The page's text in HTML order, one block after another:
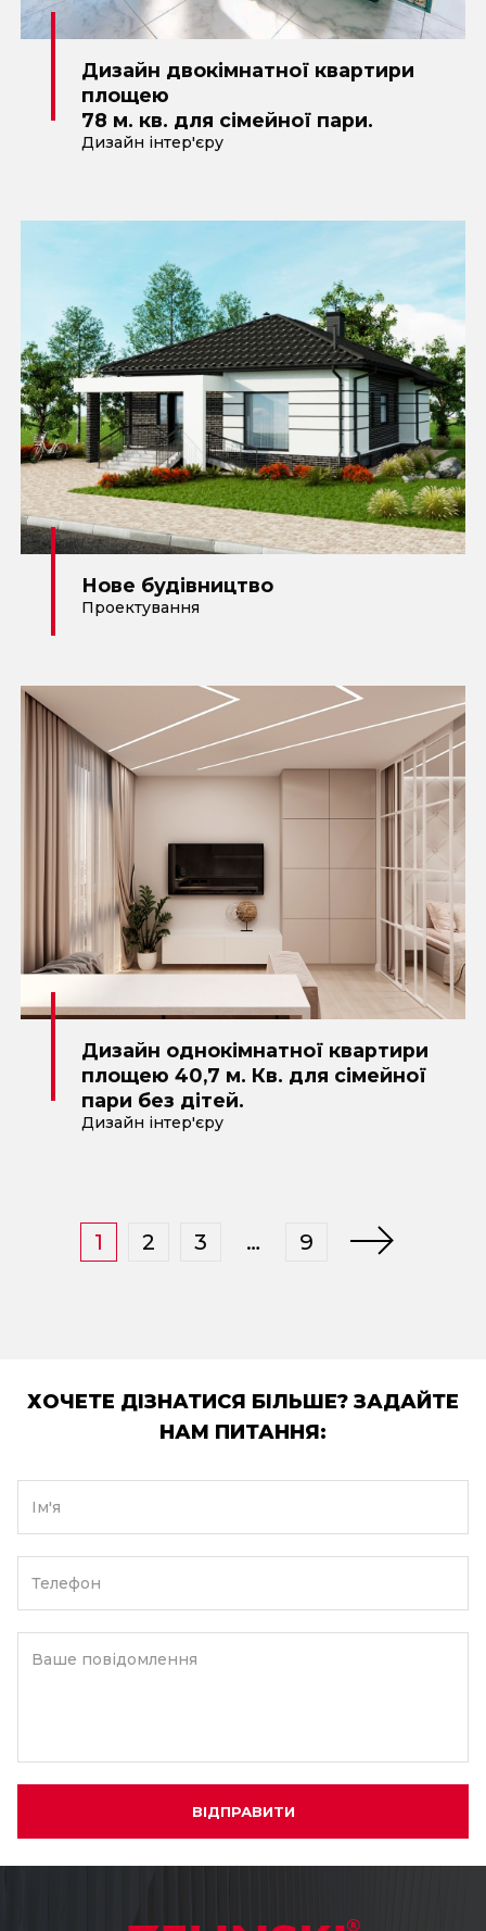
Дизайн двокімнатної квартири
площею
78 м. кв. для сімейної пари.
Дизайн інтер'єру
Нове будівництво
Проектування
Дизайн однокімнатної квартири
площею 40,7 м. Кв. для сімейної
пари без дітей.
Дизайн інтер'єру
1 2 3 … 9
ХОЧЕТЕ ДІЗНАТИСЯ БІЛЬШЕ? ЗАДАЙТЕ
НАМ ПИТАННЯ:
Ім'я
Телефон
Ваше повідомлення
ВІДПРАВИТИ